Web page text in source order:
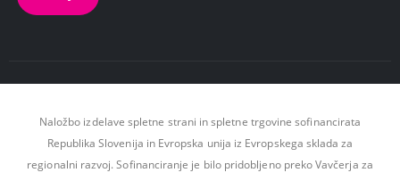
Naložbo izdelave spletne strani in spletne trgovine sofinancirata
Republika Slovenija in Evropska unija iz Evropskega sklada za
regionalni razvoj. Sofinanciranje je bilo pridobljeno preko Vavčerja za